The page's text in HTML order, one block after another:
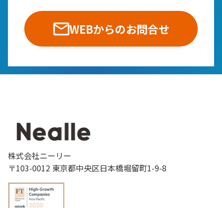
WEBからのお問合せ
株式会社ニーリー
〒103-0012 東京都中央区日本橋堀留町1-9-8